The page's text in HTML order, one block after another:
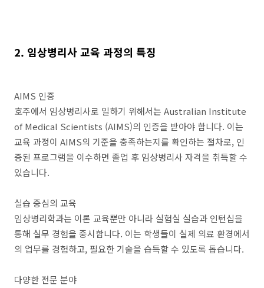
2. 임상병리사 교육 과정의 특징
AIMS 인증
호주에서 임상병리사로 일하기 위해서는 Australian Institute
of Medical Scientists (AIMS)의 인증을 받아야 합니다. 이는
교육 과정이 AIMS의 기준을 충족하는지를 확인하는 절차로, 인
증된 프로그램을 이수하면 졸업 후 임상병리사 자격을 취득할 수
있습니다.
실습 중심의 교육
임상병리학과는 이론 교육뿐만 아니라 실험실 실습과 인턴십을
통해 실무 경험을 중시합니다. 이는 학생들이 실제 의료 환경에서
의 업무를 경험하고, 필요한 기술을 습득할 수 있도록 돕습니다.
다양한 전문 분야